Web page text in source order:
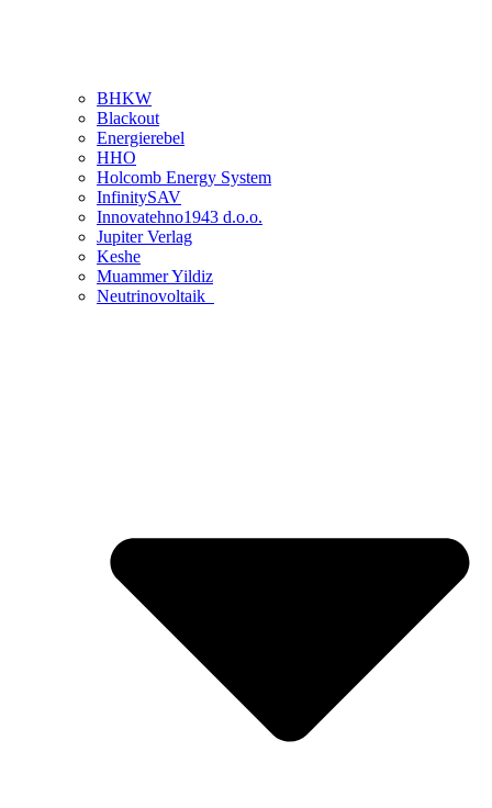
BHKW
Blackout
Energierebel
HHO
Holcomb Energy System
InfinitySAV
Innovatehno1943 d.o.o.
Jupiter Verlag
Keshe
Muammer Yildiz
Neutrinovoltaik